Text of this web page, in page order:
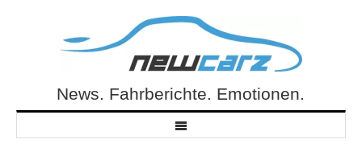
NewCarz.deNews. Fahrberichte. Emotionen.